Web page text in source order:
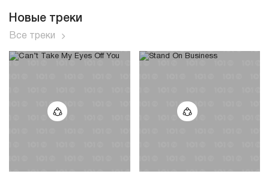
Новые треки
Все треки